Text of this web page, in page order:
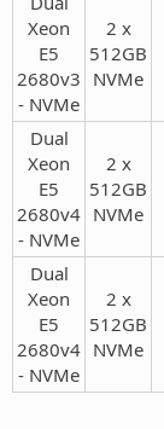
Xeon
E5
2680v3
- NVMe​
2 x
512GB
NVMe​
Dual
Xeon
E5
2680v4
- NVMe​
2 x
512GB
NVMe​
Dual
Xeon
E5
2680v4
- NVMe​
2 x
512GB
NVMe​